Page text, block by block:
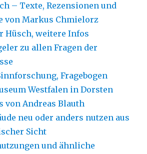
– Texte, Rezensionen und
von Markus Chmielorz
Hüsch, weitere Infos
zu allen Fragen der
Fragebogen
Westfalen in Dorsten
von Andreas Blauth
neu oder anders nutzen aus
Sicht
und ähnliche